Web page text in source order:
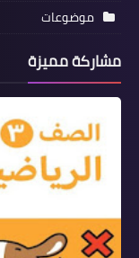
موضوعات
مشاركة مميزة